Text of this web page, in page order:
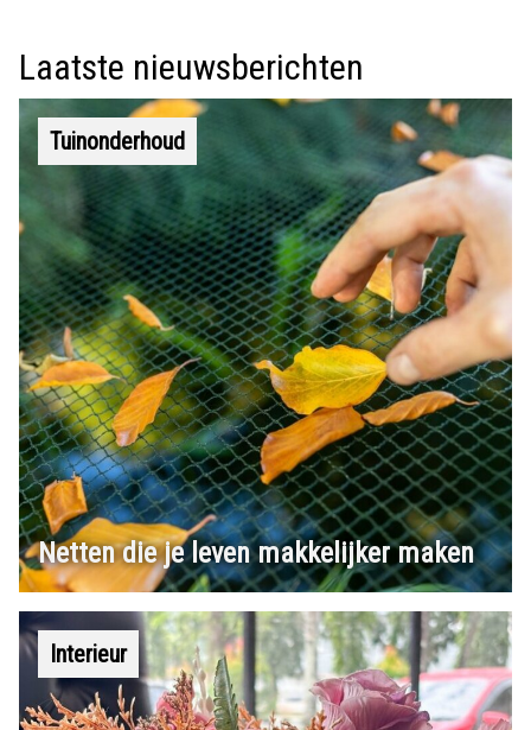
Laatste nieuwsberichten
Tuinonderhoud
Netten die je leven makkelijker maken
Interieur